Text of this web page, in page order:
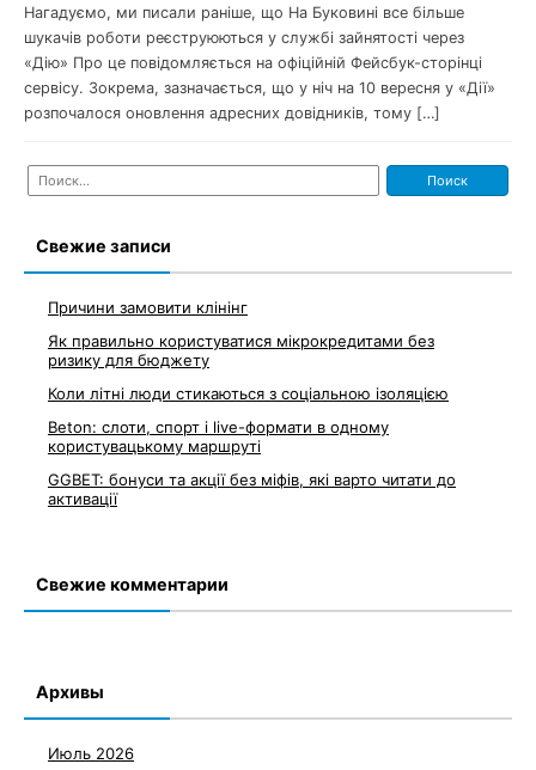
Нагадуємо, ми писали раніше, що На Буковині все більше
шукачів роботи реєструюються у службі зайнятості через
«Дію» Про це повідомляється на офіційній Фейсбук-сторінці
сервісу. Зокрема, зазначається, що у ніч на 10 вересня у «Дії»
розпочалося оновлення адресних довідників, тому […]
Найти:
Свежие записи
Причини замовити клінінг
Як правильно користуватися мікрокредитами без
ризику для бюджету
Коли літні люди стикаються з соціальною ізоляцією
Beton: слоти, спорт і live-формати в одному
користувацькому маршруті
GGBET: бонуси та акції без міфів, які варто читати до
активації
Свежие комментарии
Архивы
Июль 2026